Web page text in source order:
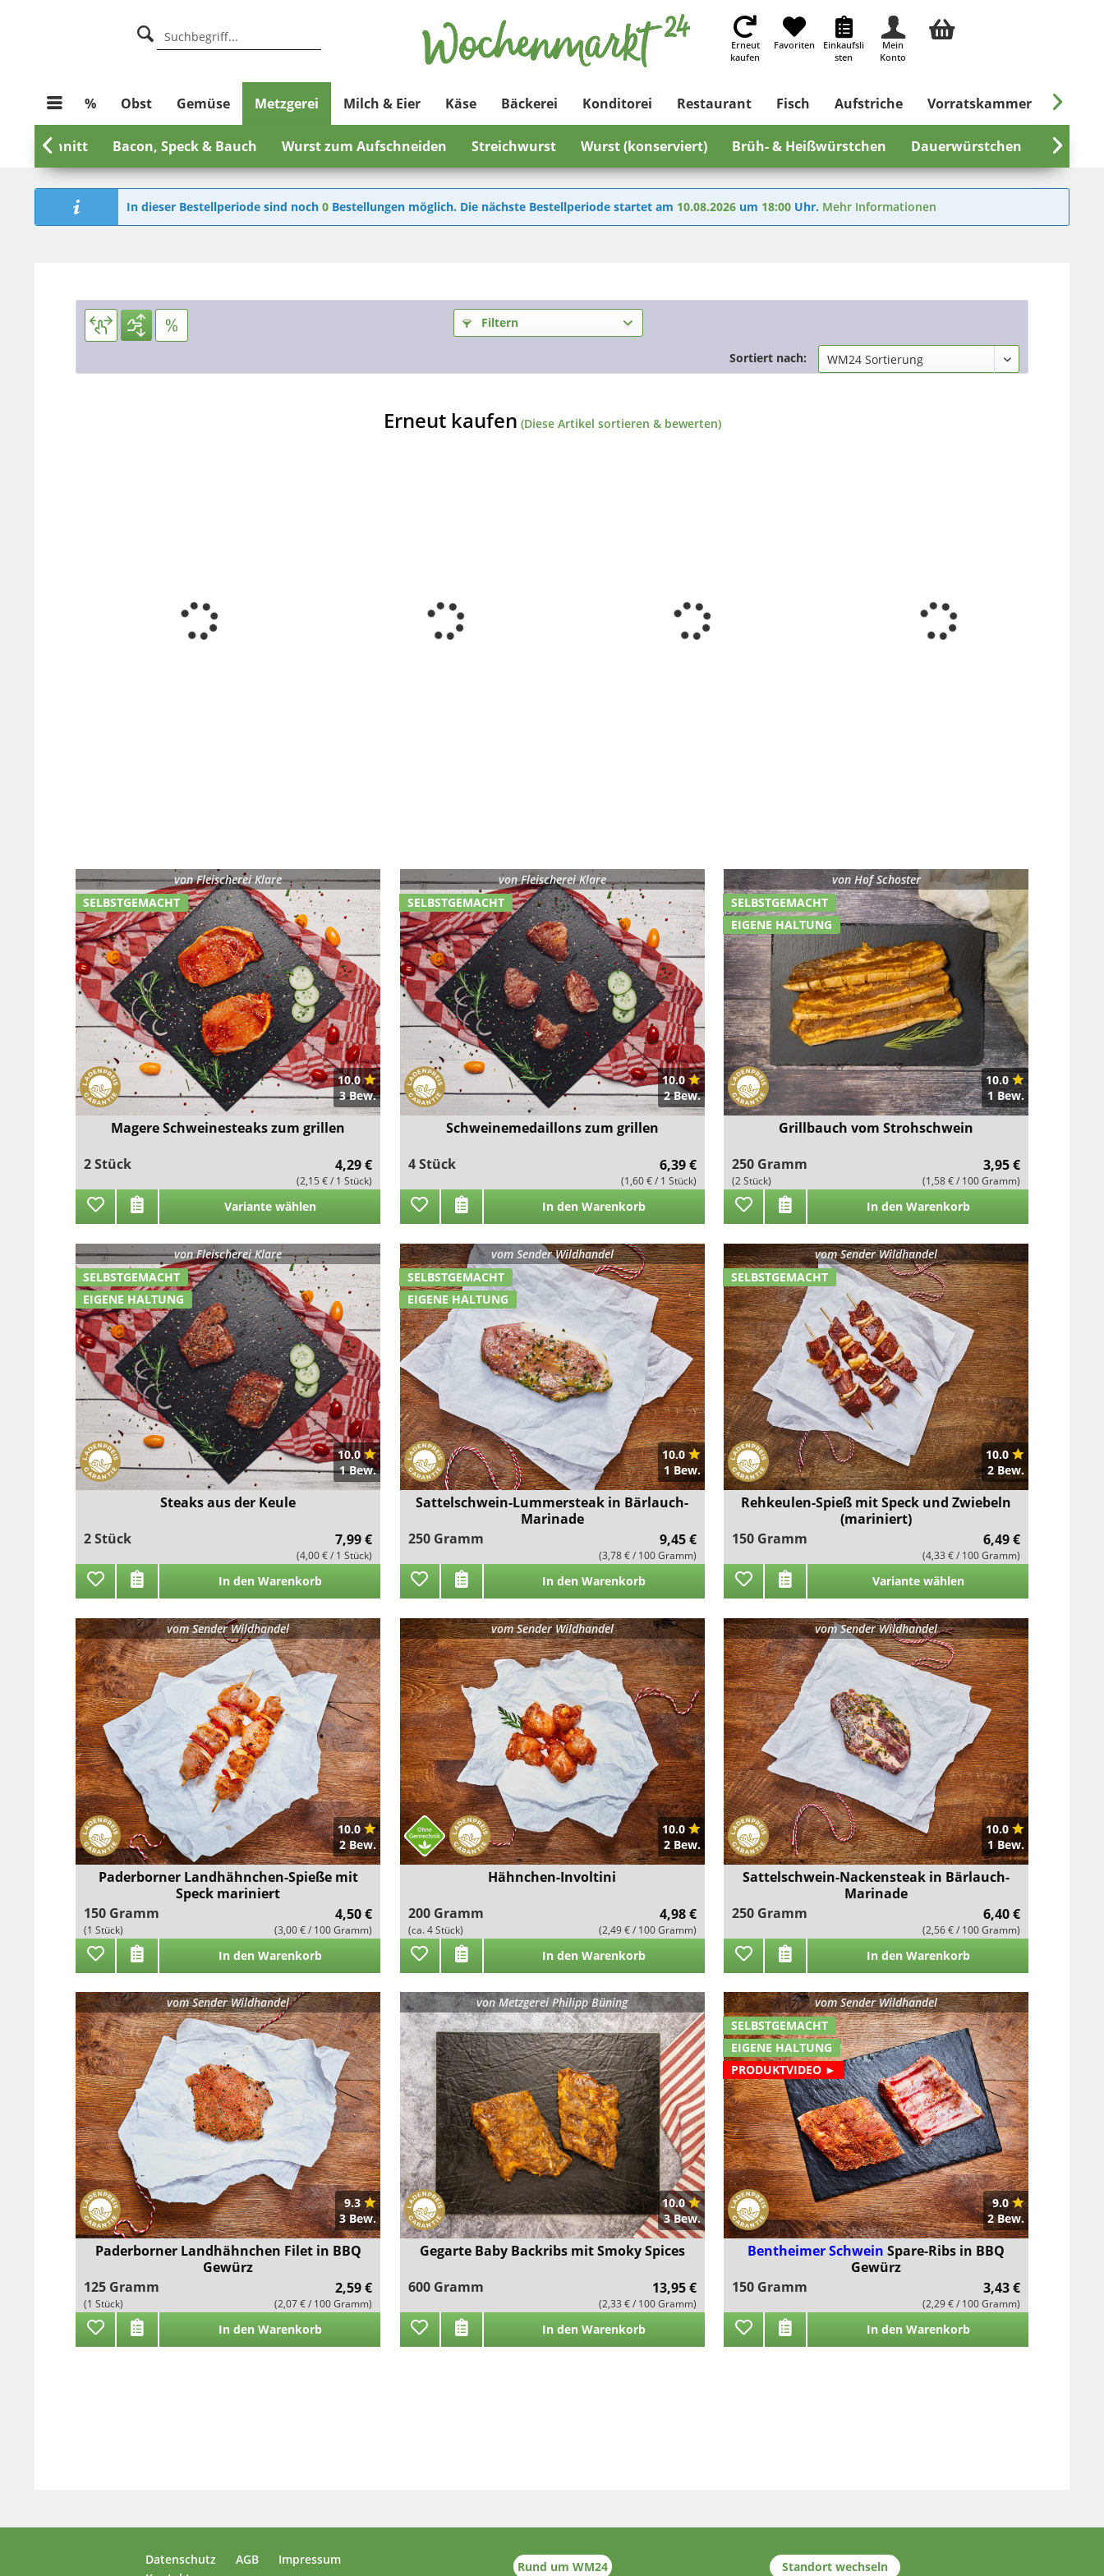
Erneut
kaufen
Favoriten
Einkaufsli
sten
Mein
Konto
% Obst Gemüse Metzgerei Milch & Eier Käse Bäckerei Konditorei Restaurant Fisch Aufstriche Vorratskammer Süßes
Aufschnitt Bacon, Speck & Bauch Wurst zum Aufschneiden Streichwurst Wurst (konserviert) Brüh- & Heißwürstchen Dauerwürstchen Grill- &
 

In dieser Bestellperiode sind noch 0 Bestellungen möglich. Die nächste Bestellperiode startet am 10.08.2026 um 18:00 Uhr. Mehr Informationen
Filtern
Sortiert nach:
Erneut kaufen (Diese Artikel sortieren & bewerten)
SELBSTGEMACHT
vonFleischerei Klare
10.0
3 Bew.
Magere Schweinesteaks zum grillen
2 Stück
4,29 €
(2,15 € / 1 Stück)
Variante wählen
SELBSTGEMACHT
vonFleischerei Klare
10.0
2 Bew.
Schweinemedaillons zum grillen
4 Stück
6,39 €
(1,60 € / 1 Stück)
In den Warenkorb
SELBSTGEMACHT
EIGENE HALTUNG
vonHof Schoster
10.0
1 Bew.
Grillbauch vom Strohschwein
250 Gramm
(2 Stück)
3,95 €
(1,58 € / 100 Gramm)
In den Warenkorb
SELBSTGEMACHT
EIGENE HALTUNG
vonFleischerei Klare
10.0
1 Bew.
Steaks aus der Keule
2 Stück
7,99 €
(4,00 € / 1 Stück)
In den Warenkorb
SELBSTGEMACHT
EIGENE HALTUNG
vom Sender Wildhandel
10.0
1 Bew.
Sattelschwein-Lummersteak in Bärlauch-
Marinade
250 Gramm
9,45 €
(3,78 € / 100 Gramm)
In den Warenkorb
SELBSTGEMACHT
vomSender Wildhandel
10.0
2 Bew.
Rehkeulen-Spieß mit Speck und Zwiebeln
(mariniert)
150 Gramm
6,49 €
(4,33 € / 100 Gramm)
Variante wählen
vomSender Wildhandel
10.0
2 Bew.
Paderborner Landhähnchen-Spieße mit
Speck mariniert
150 Gramm
(1 Stück)
4,50 €
(3,00 € / 100 Gramm)
In den Warenkorb
vomSender Wildhandel
10.0
2 Bew.
Hähnchen-Involtini
200 Gramm
(ca. 4 Stück)
4,98 €
(2,49 € / 100 Gramm)
In den Warenkorb
vomSender Wildhandel
10.0
1 Bew.
Sattelschwein-Nackensteak in Bärlauch-
Marinade
250 Gramm
6,40 €
(2,56 € / 100 Gramm)
In den Warenkorb
vomSender Wildhandel
9.3
3 Bew.
Paderborner Landhähnchen Filet in BBQ
Gewürz
125 Gramm
(1 Stück)
2,59 €
(2,07 € / 100 Gramm)
In den Warenkorb
vonMetzgerei Philipp Büning
10.0
3 Bew.
Gegarte Baby Backribs mit Smoky Spices
600 Gramm
13,95 €
(2,33 € / 100 Gramm)
In den Warenkorb
SELBSTGEMACHT
EIGENE HALTUNG
PRODUKTVIDEO ►
vomSender Wildhandel
9.0
2 Bew.
Bentheimer SchweinSpare-Ribs in BBQ
Gewürz
150 Gramm
3,43 €
(2,29 € / 100 Gramm)
In den Warenkorb
Datenschutz AGB
Impressum
Rund um WM24 Standort wechseln